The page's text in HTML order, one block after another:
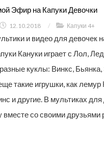
Эфир на Капуки Девочки
12.10.2018 / Капуки 4+
и видео для девочек
Кануки играет с Лол,
куклы: Винкс,
такие игрушки, как
и другие. В мультиках для
вместе со своими друзьями